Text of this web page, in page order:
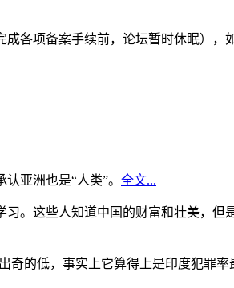
各项备案手续前，论坛暂时休眠），
亚洲也是“人类”。 全文...
。这些人知道中国的财富和壮美，但
的低，事实上它算得上是印度犯罪率